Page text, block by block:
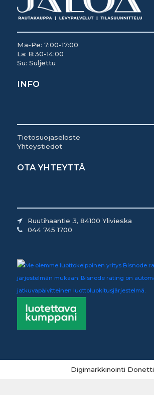
Ma-Pe: 7:00-17:00
La: 8:30-14:00
Su: Suljettu
INFO
Tietosuojaseloste
Yhteystiedot
OTA YHTEYTTÄ
Ruutihaantie 3, 84100 Ylivieska
044 745 1700
Digimarkkinointi Donetti